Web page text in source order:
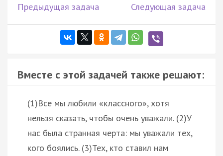
Предыдущая задача Следующая задача
Вместе с этой задачей также решают:
(1)Все мы любили «классного», хотя
нельзя сказать, чтобы очень уважали. (2)У
нас была странная черта: мы уважали тех,
кого боялись. (3)Тех, кто ставил нам